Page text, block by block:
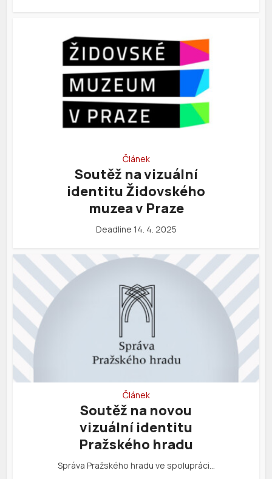
Článek
Soutěž na vizuální
identitu Židovského
muzea v Praze
Deadline 14. 4. 2025
Článek
Soutěž na novou
vizuální identitu
Pražského hradu
Správa Pražského hradu ve spolupráci…